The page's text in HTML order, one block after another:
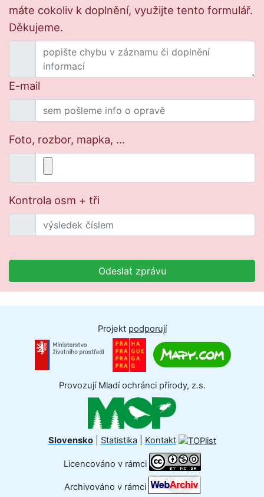
máte cokoliv k doplnění, využijte tento formulář.
Děkujeme.
E-mail
Foto, rozbor, mapka, ...
Kontrola osm + tři
Odeslat zprávu
Projekt podporují
Provozují Mladí ochránci přírody, z.s.
Slovensko| Statistika| Kontakt
Licencováno v rámci
Archivováno v rámci